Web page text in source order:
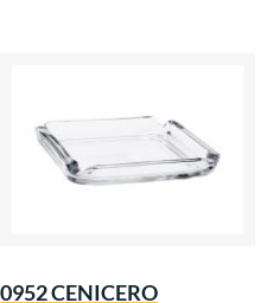
0952 CENICERO